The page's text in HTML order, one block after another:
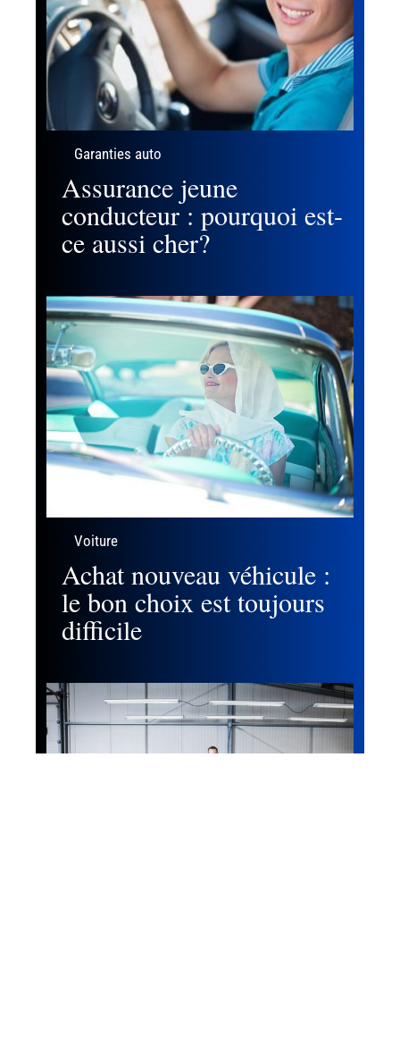
Garanties auto
Assurance jeune
conducteur : pourquoi est-
ce aussi cher?
Voiture
Achat nouveau véhicule :
le bon choix est toujours
difficile